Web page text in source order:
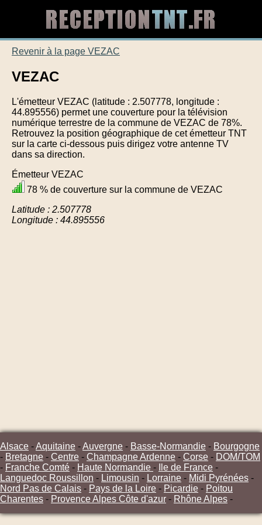
Revenir à la page VEZAC
VEZAC
L'émetteur VEZAC (latitude : 2.507778, longitude :
44.895556) permet une couverture pour la télévision
numérique terrestre de la commune de VEZAC de 78%.
Retrouvez la position géographique de cet émetteur TNT
sur la carte ci-dessous puis dirigez votre antenne TV
dans sa direction.
Émetteur VEZAC
78 % de couverture sur la commune de VEZAC
Latitude : 2.507778
Longitude : 44.895556
Alsace -Aquitaine -Auvergne - Basse-Normandie - Bourgogne
- Bretagne - Centre - Champagne Ardenne - Corse - DOM/TOM
- Franche Comté - Haute Normandie - Ile de France -
Languedoc Roussillon - Limousin - Lorraine - Midi Pyrénées -
Nord Pas de Calais - Pays de la Loire - Picardie - Poitou
Charentes - Provence Alpes Côte d'azur - Rhône Alpes -